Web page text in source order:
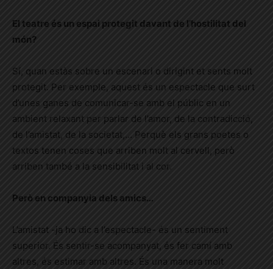
El teatre és un espai protegit davant de l’hostilitat del
món?
Sí, quan estàs sobre un escenari o dirigint et sents molt
protegit. Per exemple, aquest és un espectacle que surt
d’unes ganes de comunicar-se amb el públic en un
ambient relaxant per parlar de l’amor, de la contradicció,
de l’amistat, de la societat,… Perquè els grans poetes o
textos tenen coses que arriben molt al cervell, però
arriben també a la sensibilitat i al cor.
Però en companyia dels amics…
L’amistat -ja ho dic a l’espectacle- és un sentiment
superior. És sentir-se acompanya t, és fer camí amb
altres, és estimar amb altres. És una manera molt